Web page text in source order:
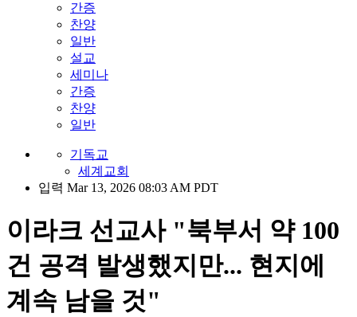
간증
찬양
일반
설교
세미나
간증
찬양
일반
기독교
세계교회
입력 Mar 13, 2026 08:03 AM PDT
이라크 선교사 "북부서 약 100
건 공격 발생했지만... 현지에
계속 남을 것"